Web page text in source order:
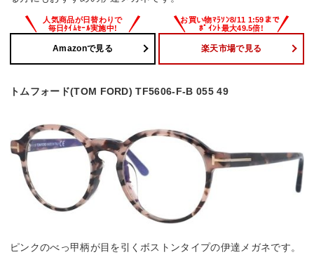
Amazonで見る 楽天市場で見る
トムフォード(TOM FORD) TF5606-F-B 055 49
ピンクのべっ甲柄が目を引くボストンタイプの伊達メガネです。